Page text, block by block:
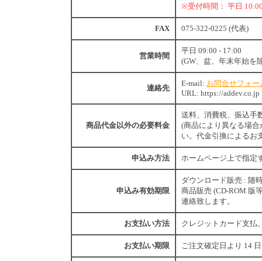
※受付時間： 平日
FAX 075-322-0225 (代表)
営業時間
平日 09:00 - 17:00
(GW、盆、年末年始を
連絡先
E-mail: お問合せフォ
URL: https://addev.co.jp
商品代金以外の必要料金
送料、消費税、振込手
(商品により異なる場
い。代金引換によるお
申込み方法 ホームページ上で指定
申込み有効期限
ダウンロード販売 : 随
商品販売 (CD-ROM 版
連絡致します。
お支払い方法 クレジットカード支払
お支払い期限 ご注文確定日より 14